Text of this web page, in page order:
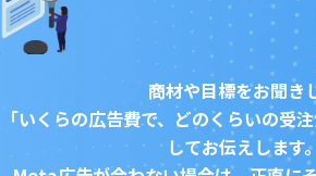
商材や目標をお聞き
「いくらの広告費で、どのくらいの受
してお伝えします。